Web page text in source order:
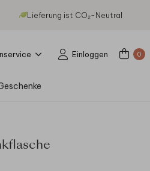
Lieferung ist CO₂-Neutral
Einloggen 0